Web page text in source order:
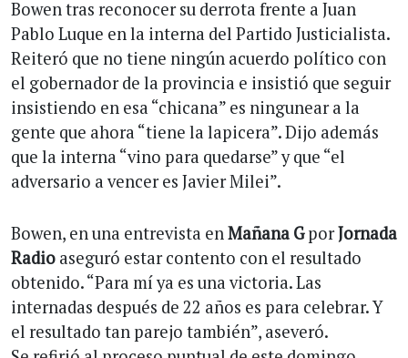
Bowen tras reconocer su derrota frente a Juan
Pablo Luque en la interna del Partido Justicialista.
Reiteró que no tiene ningún acuerdo político con
el gobernador de la provincia e insistió que seguir
insistiendo en esa “chicana” es ningunear a la
gente que ahora “tiene la lapicera”. Dijo además
que la interna “vino para quedarse” y que “el
adversario a vencer es Javier Milei”.
Bowen, en una entrevista enMañana GporJornada
Radio aseguró estar contento con el resultado
obtenido. “Para mí ya es una victoria. Las
internadas después de 22 años es para celebrar. Y
el resultado tan parejo también”, aseveró.